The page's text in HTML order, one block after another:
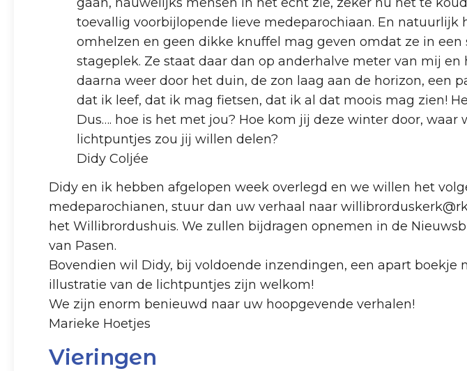
toevallig voorbijlopende lieve medeparochiaan. En
omhelzen en geen dikke knuffel mag geven omdat ze in
stageplek. Ze staat daar dan op anderhalve meter van mij
daarna weer door het duin, de zon laag aan de horizon, een
dat ik leef, dat ik mag fietsen, dat ik al dat moois mag zien!
Dus…. hoe is het met jou? Hoe kom jij deze winter door,
lichtpuntjes zou jij willen delen?
Didy Coljée
Didy en ik hebben afgelopen week overlegd en we willen het
medeparochianen, stuur dan uw verhaal naar
het Willibrordushuis. We zullen bijdragen opnemen in de
van Pasen.
Bovendien wil Didy, bij voldoende inzendingen, een apart
illustratie van de lichtpuntjes zijn welkom!
We zijn enorm benieuwd naar uw hoopgevende verhalen!
Marieke Hoetjes
Vieringen